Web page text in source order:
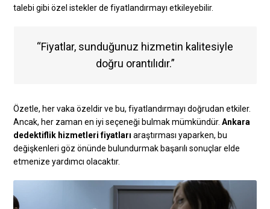
talebi gibi özel istekler de fiyatlandırmayı etkileyebilir.
“Fiyatlar, sunduğunuz hizmetin kalitesiyle
doğru orantılıdır.”
Özetle, her vaka özeldir ve bu, fiyatlandırmayı doğrudan etkiler.
Ancak, her zaman en iyi seçeneği bulmak mümkündür.Ankara
dedektiflik hizmetleri fiyatları araştırması yaparken, bu
değişkenleri göz önünde bulundurmak başarılı sonuçlar elde
etmenize yardımcı olacaktır.